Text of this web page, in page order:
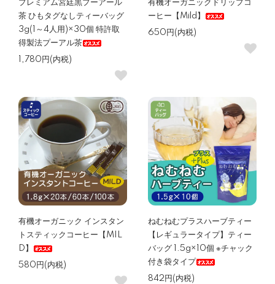
プレミアム宮廷黒プーアール
茶 ひもタグなしティーバッグ
3g(1～4人用)×30個 特許取
得製法プーアル茶
1,780円(内税)
有機オーガニックドリップコ
ーヒー【Mild】
650円(内税)
有機オーガニック インスタン
トスティックコーヒー【MIL
D】
580円(内税)
ねむねむプラスハーブティー
【レギュラータイプ】ティー
バッグ 1.5g×10個 ※チャック
付き袋タイプ
842円(内税)